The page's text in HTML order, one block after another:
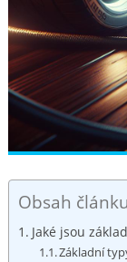
Obsah článku
Jaké jsou‌
Základní‍